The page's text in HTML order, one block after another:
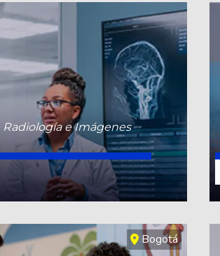
Radiología e Imágenes
CONOCE MÁS
Bogotá